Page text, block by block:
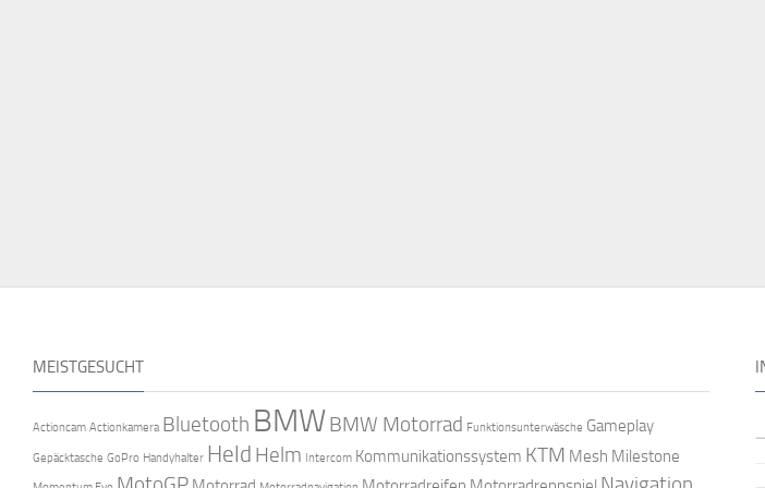
MEISTGESUCHT
Actioncam Actionkamera Bluetooth BMWBMW Motorrad Funktionsunterwäsche Gameplay
Gepäcktasche GoPro Handyhalter Held Helm Intercom Kommunikationssystem KTM Mesh Milestone